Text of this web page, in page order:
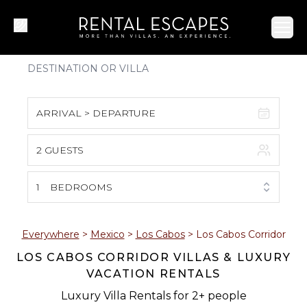
ARRIVAL > DEPARTURE
S M T W T F S
1
2 3 4 5 6 7 8
9 10 11 12 13 14 15
16 17 18 19 20 21 22
2 GUESTS
1 BEDROOMS
Everywhere > Mexico > Los Cabos> Los Cabos Corridor
LOS CABOS CORRIDOR VILLAS & LUXURY
VACATION RENTALS
Luxury Villa Rentals for 2+ people